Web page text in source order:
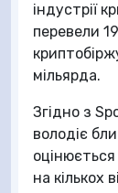
індустрії
перевели
мільярда.
Згідно з
володіє
оцінюється
на кількох